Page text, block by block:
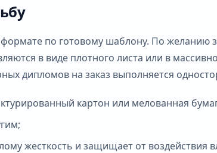
по готовому шаблону. По желанию
в виде плотного листа или в
дипломов на заказ выполняется
картон или мелованная
жесткость и защищает от воздействия